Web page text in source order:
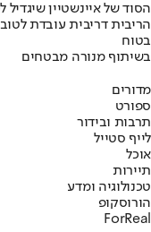
הסוד של איינשטיין
הריבית דריבית עובדת
בטוח
בשיתוף מנורה מבטחים
מדורים
ספורט
תרבות ובידור
לייף סטייל
אוכל
תיירות
טכנולוגיה ומדע
הורוסקופ
ForReal